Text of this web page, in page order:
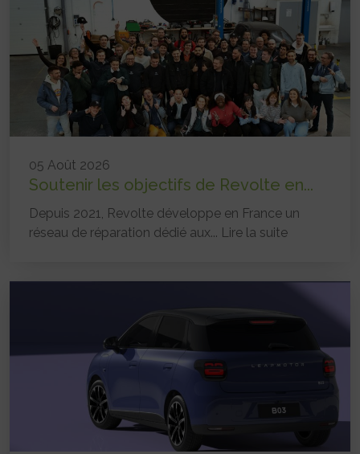
05 Août 2026
Soutenir les objectifs de Revolte en...
Depuis 2021, Revolte développe en France un
réseau de réparation dédié aux... Lire la suite